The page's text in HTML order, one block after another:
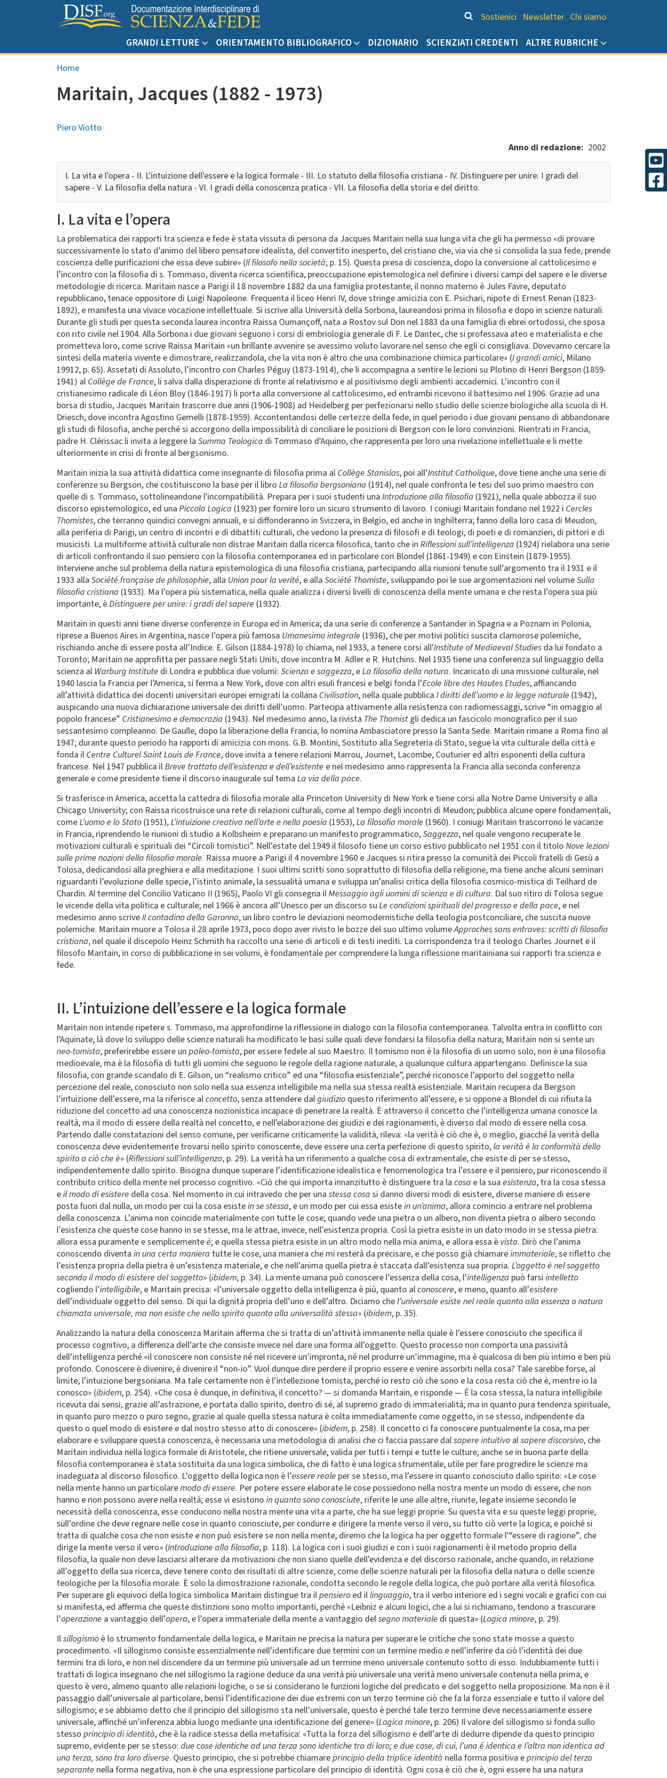
Salta al contenuto principale
Chi siamo
Sostienici Newsletter Chi siamo
GRANDI LETTURE ORIENTAMENTO BIBLIOGRAFICO DIZIONARIO SCIENZIATI CREDENTI ALTRE RUBRICHE
Briciole di pane
Home
Maritain, Jacques (1882 - 1973)
Piero Viotto
Anno di redazione
2002
I. La vita e l'opera - II. L'intuizione dell'essere e la logica formale - III. Lo statuto della filosofia cristiana - IV. Distinguere per unire: I gradi del
sapere - V. La filosofia della natura - VI. I gradi della conoscenza pratica - VII. La filosofia della storia e del diritto.
I. La vita e l’opera
La problematica dei rapporti tra scienza e fede è stata vissuta di persona da Jacques Maritain nella sua lunga vita che gli ha permesso «di provare
successivamente lo stato d’animo del libero pensatore idealista, del convertito inesperto, del cristiano che, via via che si consolida la sua fede, prende
coscienza delle purificazioni che essa deve subire» (Il filosofo nella società, p. 15). Questa presa di coscienza, dopo la conversione al cattolicesimo e
l’incontro con la filosofia di s. Tommaso, diventa ricerca scientifica, preoccupazione epistemologica nel definire i diversi campi del sapere e le diverse
metodologie di ricerca. Maritain nasce a Parigi il 18 novembre 1882 da una famiglia protestante; il nonno materno è Jules Favre, deputato
repubblicano, tenace oppositore di Luigi Napoleone. Frequenta il liceo Henri IV, dove stringe amicizia con E. Psichari, nipote di Ernest Renan (1823-
1892), e manifesta una vivace vocazione intellettuale. Si iscrive alla Università della Sorbona, laureandosi prima in filosofia e dopo in scienze naturali.
Durante gli studi per questa seconda laurea incontra Raissa Oumançoff, nata a Rostov sul Don nel 1883 da una famiglia di ebrei ortodossi, che sposa
con rito civile nel 1904. Alla Sorbona i due giovani seguono i corsi di embriologia generale di F. Le Dantec, che si professava ateo e materialista e che
prometteva loro, come scrive Raissa Maritain «un brillante avvenire se avessimo voluto lavorare nel senso che egli ci consigliava. Dovevamo cercare la
sintesi della materia vivente e dimostrare, realizzandola, che la vita non è altro che una combinazione chimica particolare» (I grandi amici, Milano
19912, p. 65). Assetati di Assoluto, l’incontro con Charles Péguy (1873-1914), che li accompagna a sentire le lezioni su Plotino di Henri Bergson (1859-
1941) al Collège de France, li salva dalla disperazione di fronte al relativismo e al positivismo degli ambienti accademici. L’incontro con il
cristianesimo radicale di Léon Bloy (1846-1917) li porta alla conversione al cattolicesimo, ed entrambi ricevono il battesimo nel 1906. Grazie ad una
borsa di studio, Jacques Maritain trascorre due anni (1906-1908) ad Heidelberg per perfezionarsi nello studio delle scienze biologiche alla scuola di H.
Driesch, dove incontra Agostino Gemelli (1878-1959). Accontentandosi delle certezze della fede, in quel periodo i due giovani pensano di abbandonare
gli studi di filosofia, anche perché si accorgono della impossibilità di conciliare le posizioni di Bergson con le loro convinzioni. Rientrati in Francia,
padre H. Clérissac li invita a leggere la Summa Teologica di Tommaso d'Aquino, che rappresenta per loro una rivelazione intellettuale e li mette
ulteriormente in crisi di fronte al bergsonismo.
Maritain inizia la sua attività didattica come insegnante di filosofia prima al Collège Stanislas, poi all’Institut Catholique, dove tiene anche una serie di
conferenze su Bergson, che costituiscono la base per il libro La filosofia bergsoniana (1914), nel quale confronta le tesi del suo primo maestro con
quelle di s. Tommaso, sottolineandone l'incompatibilità. Prepara per i suoi studenti una Introduzione alla filosofia (1921), nella quale abbozza il suo
discorso epistemologico, ed una Piccola Logica (1923) per fornire loro un sicuro strumento di lavoro. I coniugi Maritain fondano nel 1922 i Cercles
Thomistes, che terranno quindici convegni annuali, e si diffonderanno in Svizzera, in Belgio, ed anche in Inghilterra; fanno della loro casa di Meudon,
alla periferia di Parigi, un centro di incontri e di dibattiti culturali, che vedono la presenza di filosofi e di teologi, di poeti e di romanzieri, di pittori e di
musicisti. La multiforme attività culturale non distrae Maritain dalla ricerca filosofica, tanto che in Riflessioni sull’intelligenza (1924) rielabora una serie
di articoli confrontando il suo pensiero con la filosofia contemporanea ed in particolare con Blondel (1861-1949) e con Einstein (1879-1955).
Interviene anche sul problema della natura epistemologica di una filosofia cristiana, partecipando alla riunioni tenute sull’argomento tra il 1931 e il
1933 alla Société française de philosophie, alla Union pour la verité, e alla Société Thomiste, sviluppando poi le sue argomentazioni nel volumeSulla
filosofia cristiana (1933). Ma l’opera più sistematica, nella quale analizza i diversi livelli di conoscenza della mente umana e che resta l’opera sua più
importante, èDistinguere per unire: i gradi del sapere (1932).
Maritain in questi anni tiene diverse conferenze in Europa ed in America; da una serie di conferenze a Santander in Spagna e a Poznam in Polonia,
riprese a Buenos Aires in Argentina, nasce l’opera più famosa Umanesimo integrale (1936), che per motivi politici suscita clamorose polemiche,
rischiando anche di essere posta all’Indice. E. Gilson (1884-1978) lo chiama, nel 1933, a tenere corsi all'Institute of Mediaeval Studies da lui fondato a
Toronto; Maritain ne approfitta per passare negli Stati Uniti, dove incontra M. Adler e R. Hutchins. Nel 1935 tiene una conferenza sul linguaggio della
scienza al Warburg Institute di Londra e pubblica due volumi: Scienza e saggezza, eLa filosofia della natura. Incaricato di una missione culturale, nel
1940 lascia la Francia per l’America, si ferma a New York, dove con altri esuli francesi e belgi fonda l’Ecole libre des Hautes Etudes, affiancando
all’attività didattica dei docenti universitari europei emigrati la collana Civilisation, nella quale pubblica I diritti dell’uomo e la legge naturale (1942),
auspicando una nuova dichiarazione universale dei diritti dell’uomo. Partecipa attivamente alla resistenza con radiomessaggi, scrive “in omaggio al
popolo francese” Cristianesimo e democrazia (1943). Nel medesimo anno, la rivista The Thomist gli dedica un fascicolo monografico per il suo
sessantesimo compleanno. De Gaulle, dopo la liberazione della Francia, lo nomina Ambasciatore presso la Santa Sede. Maritain rimane a Roma fino al
1947; durante questo periodo ha rapporti di amicizia con mons. G.B. Montini, Sostituto alla Segreteria di Stato, segue la vita culturale della città e
fonda il Centre Culturel Saint Louis de France, dove invita a tenere relazioni Marrou, Journet, Lacombe, Couturier ed altri esponenti della cultura
francese. Nel 1947 pubblica ilBreve trattato dell’esistenza e dell’esistente e nel medesimo anno rappresenta la Francia alla seconda conferenza
generale e come presidente tiene il discorso inaugurale sul tema La via della pace.
Si trasferisce in America, accetta la cattedra di filosofia morale alla Princeton University di New York e tiene corsi alla Notre Dame University e alla
Chicago University; con Raissa ricostruisce una rete di relazioni culturali, come al tempo degli incontri di Meudon; pubblica alcune opere fondamentali,
comeL’uomo e lo Stato (1951),L’intuizione creativa nell’arte e nella poesia (1953),La filosofia morale (1960). I coniugi Maritain trascorrono le vacanze
in Francia, riprendendo le riunioni di studio a Kolbsheim e preparano un manifesto programmatico,Saggezza, nel quale vengono recuperate le
motivazioni culturali e spirituali dei “Circoli tomistici”. Nell’estate del 1949 il filosofo tiene un corso estivo pubblicato nel 1951 con il titolo Nove lezioni
sulle prime nozioni della filosofia morale. Raissa muore a Parigi il 4 novembre 1960 e Jacques si ritira presso la comunità dei Piccoli fratelli di Gesù a
Tolosa, dedicandosi alla preghiera e alla meditazione. I suoi ultimi scritti sono soprattutto di filosofia della religione, ma tiene anche alcuni seminari
riguardanti l’evoluzione delle specie, l’istinto animale, la sessualità umana e sviluppa un’analisi critica della filosofia cosmico-mistica di Teilhard de
Chardin. Al termine del Concilio Vaticano II (1965), Paolo VI gli consegna ilMessaggio agli uomini di scienza e di cultura. Dal suo ritiro di Tolosa segue
le vicende della vita politica e culturale; nel 1966 è ancora all’Unesco per un discorso su Le condizioni spirituali del progresso e della pace, e nel
medesimo anno scriveIl contadino della Garonna, un libro contro le deviazioni neomodernistiche della teologia postconciliare, che suscita nuove
polemiche. Maritain muore a Tolosa il 28 aprile 1973, poco dopo aver rivisto le bozze del suo ultimo volumeApproches sans entraves: scritti di filosofia
cristiana, nel quale il discepolo Heinz Schmith ha raccolto una serie di articoli e di testi inediti. La corrispondenza tra il teologo Charles Journet e il
filosofo Maritain, in corso di pubblicazione in sei volumi, è fondamentale per comprendere la lunga riflessione maritainiana sui rapporti tra scienza e
fede.
II. L’intuizione dell’essere e la logica formale
Maritain non intende ripetere s. Tommaso, ma approfondirne la riflessione in dialogo con la filosofia contemporanea. Talvolta entra in conflitto con
l’Aquinate, là dove lo sviluppo delle scienze naturali ha modificato le basi sulle quali deve fondarsi la filosofia della natura; Maritain non si sente un
neo-tomista, preferirebbe essere un paleo-tomista, per essere fedele al suo Maestro. Il tomismo non è la filosofia di un uomo solo, non è una filosofia
medioevale, ma è la filosofia di tutti gli uomini che seguono le regole della ragione naturale, a qualunque cultura appartengano. Definisce la sua
filosofia, con grande scandalo di E. Gilson, un “realismo critico” ed una “filosofia esistenziale”, perché riconosce l’apporto del soggetto nella
percezione del reale, conosciuto non solo nella sua essenza intelligibile ma nella sua stessa realtà esistenziale. Maritain recupera da Bergson
l’intuizione dell’essere, ma la riferisce alconcetto, senza attendere dalgiudizio questo riferimento all’essere, e si oppone a Blondel di cui rifiuta la
riduzione del concetto ad una conoscenza nozionistica incapace di penetrare la realtà. È attraverso il concetto che l’intelligenza umana conosce la
realtà, ma il modo di essere della realtà nel concetto, e nell'elaborazione dei giudizi e dei ragionamenti, è diverso dal modo di essere nella cosa.
Partendo dalle constatazioni del senso comune, per verificarne criticamente la validità, rileva: «la verità è ciò che è, o meglio, giacché la verità della
conoscenza deve evidentemente trovarsi nello spirito conoscente, deve essere una certa perfezione di questo spirito,la verità è la conformità dello
spirito a ciò che è» (Riflessioni sull’intelligenza, p. 29). La verità ha un riferimento a qualche cosa di extramentale, che esiste di per se stesso,
indipendentemente dallo spirito. Bisogna dunque superare l’identificazione idealistica e fenomenologica tra l’essere e il pensiero, pur riconoscendo il
contributo critico della mente nel processo cognitivo. «Ciò che qui importa innanzitutto è distinguere tra la cosa e la sua esistenza, tra la cosa stessa
eil modo di esistere della cosa. Nel momento in cui intravedo che per una stessa cosa si danno diversi modi di esistere, diverse maniere di essere
posta fuori dal nulla, un modo per cui la cosa esistein se stessa, e un modo per cui essa esistein un’anima, allora comincio a entrare nel problema
della conoscenza. L’anima non coincide materialmente con tutte le cose; quando vede una pietra o un albero, non diventa pietra o albero secondo
l’esistenza che queste cose hanno in se stesse, ma le attrae, invece, nell’esistenza propria. Così la pietra esiste in un dato modo in se stessa pietra:
allora essa puramente e semplicementeè; e quella stessa pietra esiste in un altro modo nella mia anima, e allora essa è vista. Dirò che l’anima
conoscendo diventa in una certa maniera tutte le cose, una maniera che mi resterà da precisare, e che posso già chiamareimmateriale, se rifletto che
l’esistenza propria della pietra è un’esistenza materiale, e che nell’anima quella pietra è staccata dall’esistenza sua propria. L’oggetto è nel soggetto
secondo il modo di esistere del soggetto» (ibidem, p. 34). La mente umana può conoscere l’essenza della cosa, l’intelligenza può farsi intelletto
cogliendo l’intelligibile, e Maritain precisa: «l’universale oggetto della intelligenza è più, quanto alconoscere, e meno, quanto all’esistere
dell’individuale oggetto del senso. Di qui la dignità propria dell’uno e dell’altro. Diciamo chel’universale esiste nel reale quanto alla essenza o natura
chiamata universale, ma non esiste che nello spirito quanto alla universalità stessa» (ibidem, p. 35).
Analizzando la natura della conoscenza Maritain afferma che si tratta di un’attività immanente nella quale è l’essere conosciuto che specifica il
processo cognitivo, a differenza dell’arte che consiste invece nel dare una forma all’oggetto. Questo processo non comporta una passività
dell’intelligenza perché «il conoscere non consiste né nel ricevere un’impronta, né nel produrre un’immagine, ma è qualcosa di ben più intimo e ben più
profondo. Conoscere è divenire; è divenire il “non-io”. Vuol dunque dire perdere il proprio essere e venire assorbiti nella cosa? Tale sarebbe forse, al
limite, l’intuizione bergsoniana. Ma tale certamente non è l’intellezione tomista, perché io resto ciò che sono e la cosa resta ciò che è, mentre io la
conosco» (ibidem, p. 254). «Che cosa è dunque, in definitiva, il concetto? — si domanda Maritain, e risponde — È la cosa stessa, la natura intelligibile
ricevuta dai sensi, grazie all’astrazione, e portata dallo spirito, dentro di sé, al supremo grado di immaterialità; ma in quanto pura tendenza spirituale,
in quanto puro mezzo o puro segno, grazie al quale quella stessa natura è colta immediatamente come oggetto, in se stesso, indipendente da
questo o quel modo di esistere e dal nostro stesso atto di conoscere» (ibidem, p. 258). Il concetto ci fa conoscere puntualmente la cosa, ma per
elaborare e sviluppare questa conoscenza, è necessaria una metodologia di analisi che ci faccia passare dalsapere intuitivo alsapere discorsivo, che
Maritain individua nella logica formale di Aristotele, che ritiene universale, valida per tutti i tempi e tutte le culture; anche se in buona parte della
filosofia contemporanea è stata sostituita da una logica simbolica, che di fatto è una logica strumentale, utile per fare progredire le scienze ma
inadeguata al discorso filosofico. L’oggetto della logica non è l’essere reale per se stesso, ma l’essere in quanto conosciuto dallo spirito: «Le cose
nella mente hanno un particolaremodo di essere. Per potere essere elaborate le cose possiedono nella nostra mente un modo di essere, che non
hanno e non possono avere nella realtà; esse vi esistono in quanto sono conosciute, riferite le une alle altre, riunite, legate insieme secondo le
necessità della conoscenza, esse conducono nella nostra mente una vita a parte, che ha sue leggi proprie. Su questa vita e su queste leggi proprie,
sull’ordine che deve regnare nelle cose in quanto conosciute, per condurre e dirigere la mente verso il vero, su tutto ciò verte la logica; e poiché si
tratta di qualche cosa che non esiste e non può esistere se non nella mente, diremo che la logica ha per oggetto formale l'“essere di ragione”, che
dirige la mente verso il vero» (Introduzione alla filosofia, p. 118). La logica con i suoi giudizi e con i suoi ragionamenti è il metodo proprio della
filosofia, la quale non deve lasciarsi alterare da motivazioni che non siano quelle dell'evidenza e del discorso razionale, anche quando, in relazione
all’oggetto della sua ricerca, deve tenere conto dei risultati di altre scienze, come delle scienze naturali per la filosofia della natura o delle scienze
teologiche per la filosofia morale. È solo la dimostrazione razionale, condotta secondo le regole della logica, che può portare alla verità filosofica.
Per superare gli equivoci della logica simbolica Maritain distingue tra ilpensiero ed illinguaggio, tra il verbo interiore ed i segni vocali e grafici con cui
si manifesta, ed afferma che queste distinzioni sono molto importanti, perché «Leibniz e alcuni logici, che a lui si richiamano, tendono a trascurare
l’operazione a vantaggio dell’opera, e l’opera immateriale della mente a vantaggio delsegno materiale di questa» (Logica minore, p. 29).
Ilsillogismo è lo strumento fondamentale della logica, e Maritain ne precisa la natura per superare le critiche che sono state mosse a questo
procedimento. «Il sillogismo consiste essenzialmente nell’identificare due termini con un termine medio e nell’inferire da ciò l’identità dei due
termini tra di loro, e non nel discendere da un termine più universale ad un termine meno universale contenuto sotto di esso. Indubbiamente tutti i
trattati di logica insegnano che nel sillogismo la ragione deduce da una verità più universale una verità meno universale contenuta nella prima, e
questo è vero, almeno quanto alle relazioni logiche, o se si considerano le funzioni logiche del predicato e del soggetto nella proposizione. Ma non è il
passaggio dall’universale al particolare, bensì l’identificazione dei due estremi con un terzo termine ciò che fa la forza essenziale e tutto il valore del
sillogismo; e se abbiamo detto che il principio del sillogismo sta nell’universale, questo è perché tale terzo termine deve necessariamente essere
universale, affinché un’inferenza abbia luogo mediante una identificazione del genere» (Logica minore, p. 206) Il valore del sillogismo si fonda sullo
stesso principio di identità, che è la radice stessa della metafisica: «Tutta la forza del sillogismo e dell’arte di dedurre dipende da questo principio
supremo, evidente per se stesso: due cose identiche ad una terza sono identiche tra di loro; e due cose, di cui, l’una é identica e l’altra non identica ad
una terza, sono tra loro diverse. Questo principio, che si potrebbe chiamareprincipio della triplice identità nella forma positiva eprincipio del terzo
separante nella forma negativa, non è che una espressione particolare del principio di identità. Ogni cosa è ciò che è, ogni essere ha una natura